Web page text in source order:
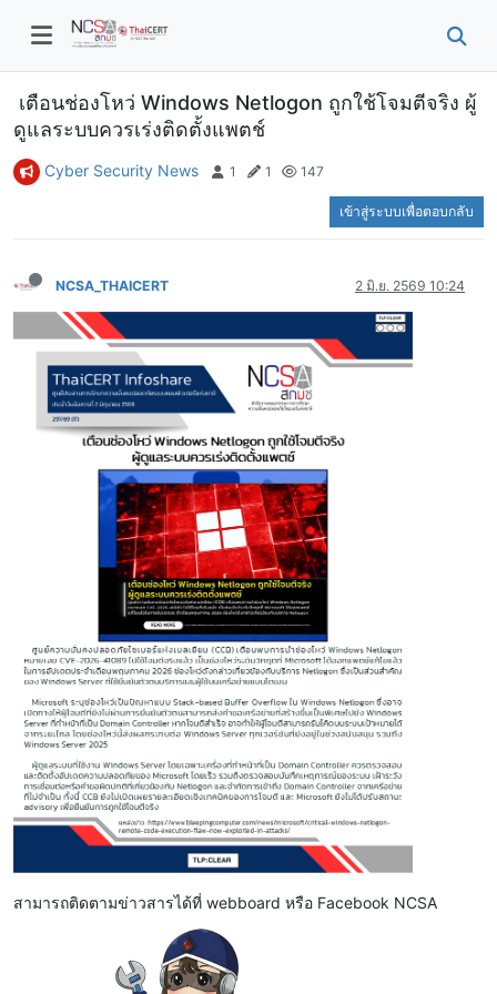
เตือนช่องโหว่ Windows Netlogon ถูกใช้โจมตีจริง ผู้
ดูแลระบบควรเร่งติดตั้งแพตช์
Cyber Security News 1 1 147
เข้าสู่ระบบเพื่อตอบกลับ
NCSA_THAICERT 2 มิ.ย. 2569 10:24
สามารถติดตามข่าวสารได้ที่ webboard หรือ Facebook NCSA